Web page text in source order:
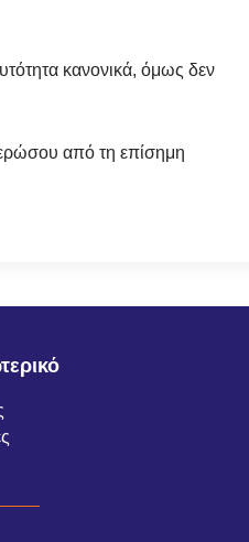
κανονικά, όμως δεν
από τη επίσημη